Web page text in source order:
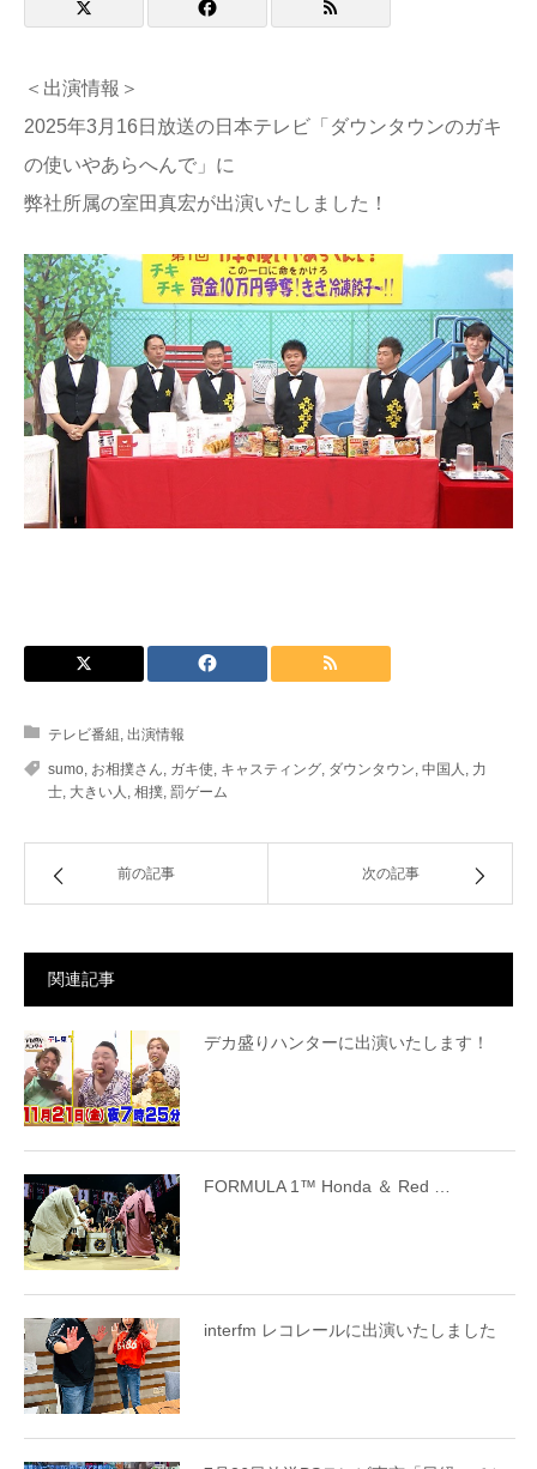
＜出演情報＞
2025年3月16日放送の日本テレビ「ダウンタウンのガキ
の使いやあらへんで」に
弊社所属の室田真宏が出演いたしました！
テレビ番組 , 出演情報
sumo, お相撲さん, ガキ使, キャスティング, ダウンタウン, 中国人 , 力
士, 大きい人 , 相撲, 罰ゲーム
前の記事 次の記事
関連記事
デカ盛りハンターに出演いたします！
FORMULA 1™ Honda ＆ Red …
interfm レコレールに出演いたしました